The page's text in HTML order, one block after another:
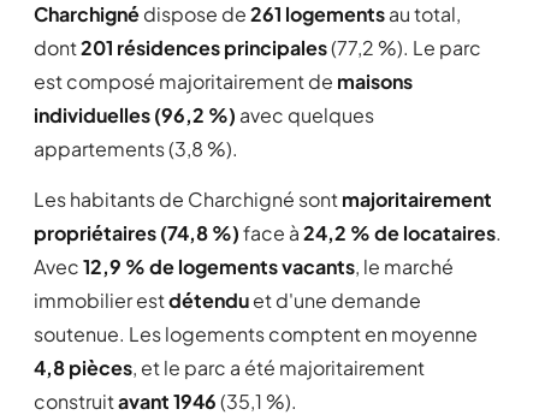
Charchignédispose de261 logementsau total,
dont201 résidences principales(77,2 %). Le parc
est composé majoritairement de maisons
individuelles (96,2 %) avec quelques
appartements (3,8 %).
Les habitants de Charchigné sontmajoritairement
propriétaires (74,8 %)face à24,2 % de locataires.
Avec12,9 % de logements vacants, le marché
immobilier estdétenduet d'une demande
soutenue. Les logements comptent en moyenne
4,8 pièces, et le parc a été majoritairement
construitavant 1946(35,1 %).